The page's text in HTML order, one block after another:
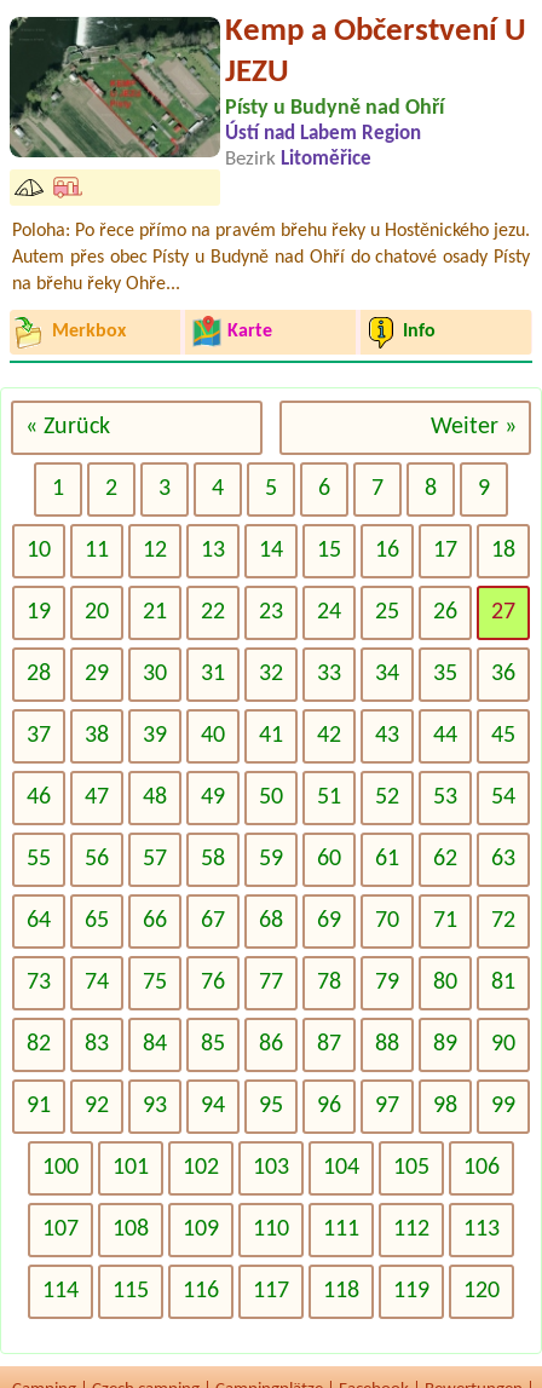
Kemp a Občerstvení U
JEZU
Písty u Budyně nad Ohří
Ústí nad Labem Region
Bezirk Litoměřice
Poloha: Po řece přímo na pravém břehu řeky u Hostěnického jezu.
Autem přes obec Písty u Budyně nad Ohří do chatové osady Písty
na břehu řeky Ohře...
Merkbox Karte Info
« Zurück Weiter »
1 2 3 4 5 6 7 8 9
10 11 12 13 14 15 16 17 18
19 20 21 22 23 24 25 26 27
28 29 30 31 32 33 34 35 36
37 38 39 40 41 42 43 44 45
46 47 48 49 50 51 52 53 54
55 56 57 58 59 60 61 62 63
64 65 66 67 68 69 70 71 72
73 74 75 76 77 78 79 80 81
82 83 84 85 86 87 88 89 90
91 92 93 94 95 96 97 98 99
100 101 102 103 104 105 106
107 108 109 110 111 112 113
114 115 116 117 118 119 120